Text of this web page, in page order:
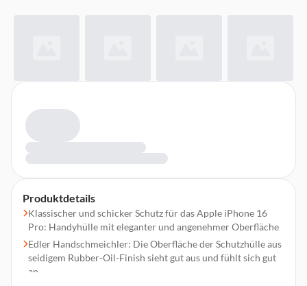
Produktdetails
Klassischer und schicker Schutz für das Apple iPhone 16
Pro: Handyhülle mit eleganter und angenehmer Oberfläche
Edler Handschmeichler: Die Oberfläche der Schutzhülle aus
seidigem Rubber-Oil-Finish sieht gut aus und fühlt sich gut
an